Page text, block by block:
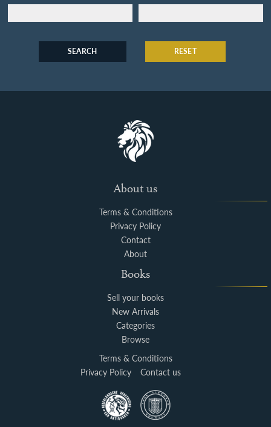
SEARCH RESET
About us
Terms & Conditions
Privacy Policy
Contact
About
Books
Sell your books
New Arrivals
Categories
Browse
Terms & Conditions
Privacy Policy
Contact us